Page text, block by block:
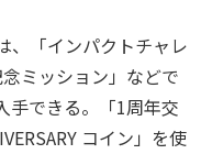
、「インパクトチャレ
ミッション」などで
手できる。「1周年交
コイン」を使